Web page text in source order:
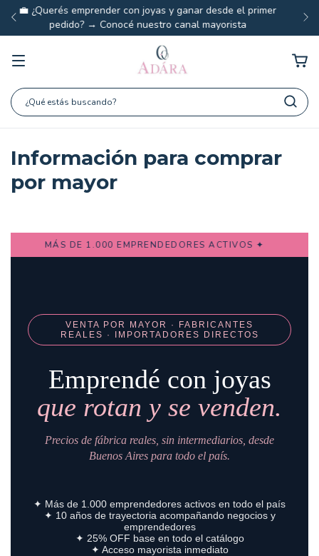
✦ Joyas y sets combinables para no perder tiempo
decidiendo qué ponerte antes de salir de casa ✦
Información para comprar
por mayor
MÁS DE 1.000 EMPRENDEDORES ACTIVOS ✦
VENTA POR MAYOR · FABRICANTES
REALES · IMPORTADORES DIRECTOS
Emprendé con joyas
que rotan y se venden.
Precios de fábrica reales, sin intermediarios, desde
Buenos Aires para todo el país.
✦ Más de 1.000 emprendedores activos en todo el país
✦ 10 años de trayectoria acompañando negocios y
emprendedores
✦ 25% OFF base en todo el catálogo
✦ Acceso mayorista inmediato